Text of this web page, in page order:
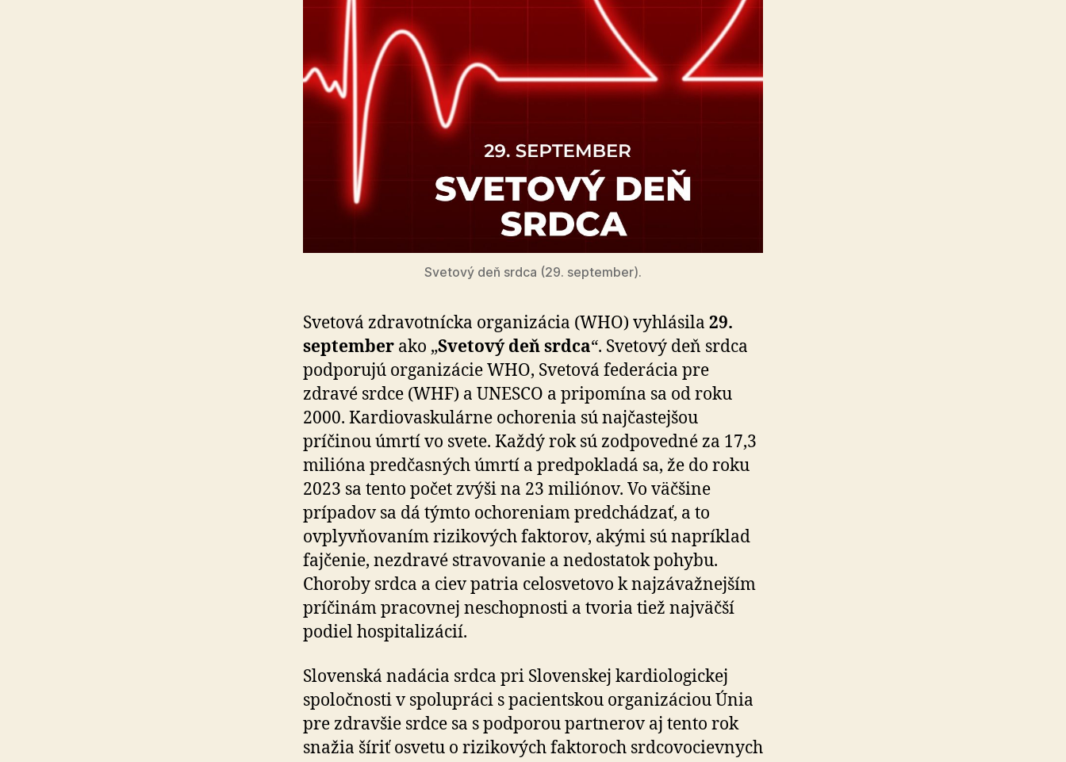
Svetový deň srdca (29. september).
Svetová zdravotnícka organizácia (WHO) vyhlásila 29.
september ako „Svetový deň srdca“. Svetový deň srdca
podporujú organizácie WHO, Svetová federácia pre
zdravé srdce (WHF) a UNESCO a pripomína sa od roku
2000. Kar­dio­vas­ku­lárne ochorenia sú najčastejšou
príčinou úmrtí vo svete. Každý rok sú zodpovedné za 17,3
milióna predčasných úmrtí a predpokladá sa, že do roku
2023 sa tento počet zvýši na 23 miliónov. Vo väčšine
prípadov sa dá týmto ochoreniam predchádzať, a to
ovplyvňovaním rizikových faktorov, akými sú napríklad
fajčenie, nezdravé stravovanie a nedostatok pohybu.
Choroby srdca a ciev patria celosvetovo k naj­zá­važ­nejším
príčinám pracovnej neschopnosti a tvoria tiež najväčší
podiel hospitalizácií.
Slovenská nadácia srdca pri Slovenskej kar­dio­lo­gickej
spo­loč­nosti v spo­lu­práci s pacientskou organizáciou Únia
pre zdravšie srdce sa s podporou partnerov aj tento rok
snažia šíriť osvetu o ri­zi­ko­vých faktoroch srdco­vo­ciev­nych